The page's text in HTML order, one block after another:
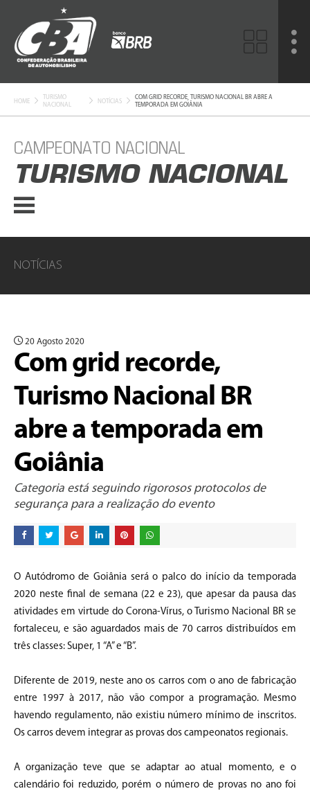
HOME
TURISMO
NACIONAL
NOTÍCIAS
COM GRID RECORDE, TURISMO NACIONAL BR ABRE A
TEMPORADA EM GOIÂNIA
CAMPEONATO NACIONAL
TURISMO NACIONAL
NOTÍCIAS
20 Agosto 2020
Com grid recorde,
Turismo Nacional BR
abre a temporada em
Goiânia
Categoria está seguindo rigorosos protocolos de
segurança para a realização do evento
O Autódromo de Goiânia será o palco do início da temporada
2020 neste final de semana (22 e 23), que apesar da pausa das
atividades em virtude do Corona-Vírus, o Turismo Nacional BR se
fortaleceu, e são aguardados mais de 70 carros distribuídos em
três classes: Super, 1 “A” e “B”.
Diferente de 2019, neste ano os carros com o ano de fabricação
entre 1997 à 2017, não vão compor a programação. Mesmo
havendo regulamento, não existiu número mínimo de inscritos.
Os carros devem integrar as provas dos campeonatos regionais.
A organização teve que se adaptar ao atual momento, e o
calendário foi reduzido, porém o número de provas no ano foi